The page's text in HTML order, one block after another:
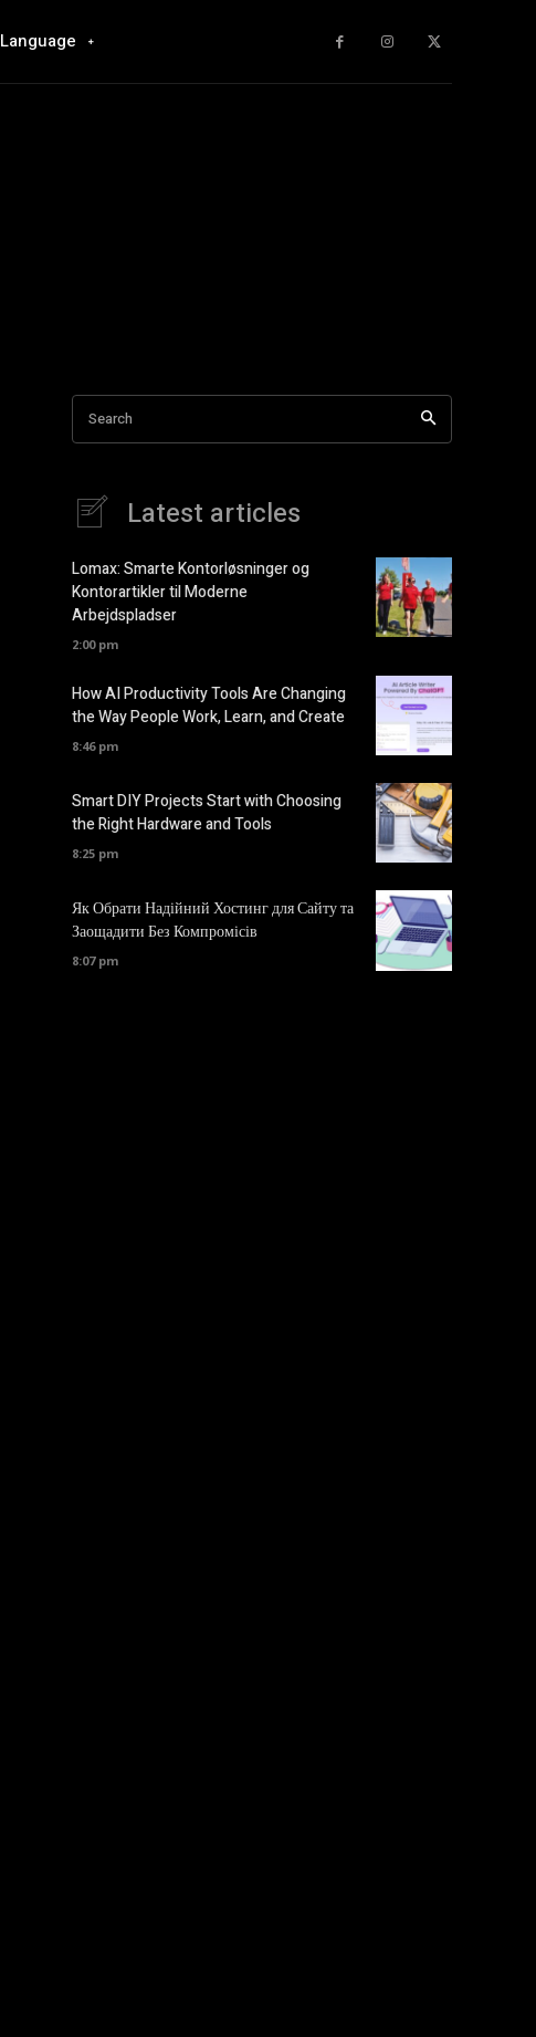
Language
Search
Latest articles
Lomax: Smarte Kontorløsninger og
Kontorartikler til Moderne
Arbejdspladser
2:00 pm
How AI Productivity Tools Are Changing
the Way People Work, Learn, and Create
8:46 pm
Smart DIY Projects Start with Choosing
the Right Hardware and Tools
8:25 pm
Як Обрати Надійний Хостинг для Сайту та
Заощадити Без Компромісів
8:07 pm